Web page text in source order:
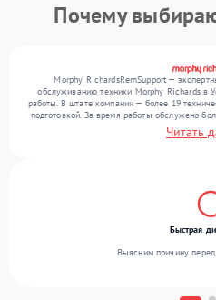
Почему
Morphy RichardsRemSupport —
обслуживанию техники Morphy Richards в
работы. В штате компании — более 19
подготовкой. За время работы обслужено
общее число ремонтов превысило 12 000.
более 300 обращений, включая , , . Мы
Читать
Быстрая
Выясним причину